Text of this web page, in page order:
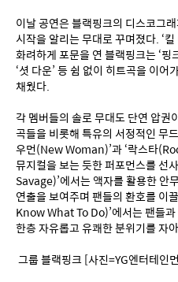
이날 공연은 블랙핑크의 디스코그
시작을 알리는 무대로 꾸며졌다. ‘
화려하게 포문을 연 블랙핑크는 ‘핑
‘셧 다운’ 등 쉼 없이 히트곡을 이
채웠다.
각 멤버들의 솔로 무대도 단연 압권
곡들을 비롯해 특유의 서정적인 무
우먼(New Woman)’과 ‘락스타
뮤지컬을 보는 듯한 퍼포먼스를 선
Savage)’에서는 액자를 활용한 안
연출을 보여주며 팬들의 환호를 이
Know What To Do)’에서는 팬들
한층 자유롭고 유쾌한 분위기를 자
그룹 블랙핑크 [사진=YG엔터테인